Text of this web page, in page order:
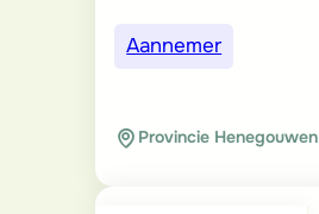
Aannemer
Provincie Henegouwen